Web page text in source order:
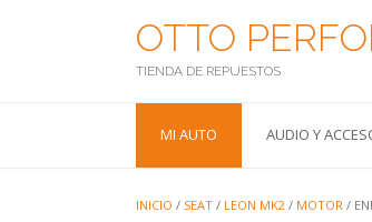
OTTO
TIENDA DE REPUESTOS
MI AUTO AUDIO Y
INICIO / SEAT / LEON MK2 / MOTOR /